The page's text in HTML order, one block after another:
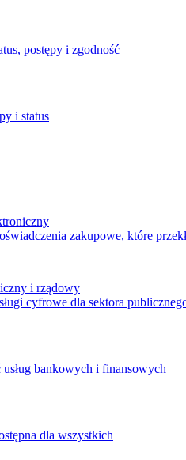
postępy i zgodność
i status
zakupowe, które
i rządowy
cyfrowe dla sektora
usług bankowych i finansowych
dla wszystkich